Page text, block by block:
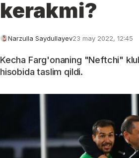
kerakmi?
Narzulla Saydullayev23 may 2022, 12:45
Kecha Farg'onaning "Neftchi"
hisobida taslim qildi.